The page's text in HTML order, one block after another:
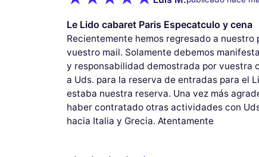
Le Lido cabaret Paris Especatculo y cena
Recientemente hemos regresado a
vuestro mail. Solamente debemos
y responsabilidad demostrada por vuestra
a Uds. para la reserva de entradas para el
estaba nuestra reserva. Una vez más
haber contratado otras actividades con
hacia Italia y Grecia. Atentamente